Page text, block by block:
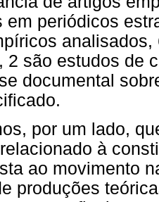
em periódicos
2 são estudos de
documental
por um lado,
à
ao movimento
produções